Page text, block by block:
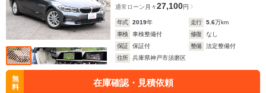
通常ローン 月々27,100円
年式 2019年 走行 5.6万km
車検
車検整備付 修復
なし
保証
保証付 整備
法定整備付
住所
兵庫県神戸市須磨区
無
料
在庫確認・見積依頼